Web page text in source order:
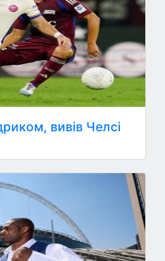
вивів Челсі